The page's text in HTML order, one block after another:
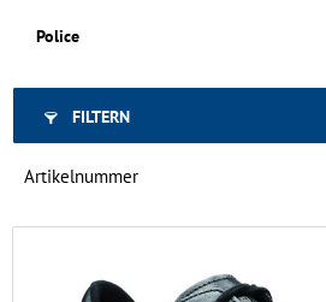
Police
FILTERN